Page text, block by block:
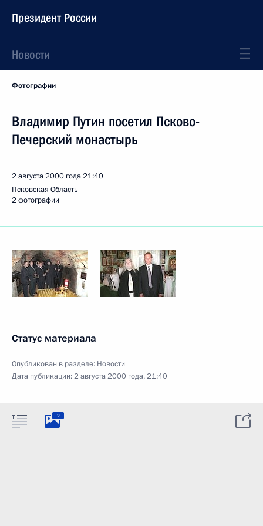
Президент России
Новости
Фотографии
Владимир Путин посетил Псково-
Печерский монастырь
2 августа 2000 года21:40
Псковская Область
2 фотографии
Статус материала
Опубликован в разделе: Новости
Дата публикации:2 августа 2000 года, 21:40
2